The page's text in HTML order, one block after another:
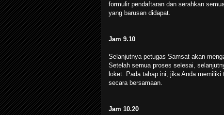
formulir pendaftaran dan serahkan
yang barusan didapat.
Jam 9.10
Selanjutnya petugas Samsat akan
Setelah semua proses selesai,
loket. Pada tahap ini, jika Anda
secara bersamaan.
Jam 10.20